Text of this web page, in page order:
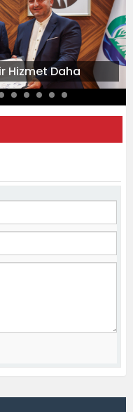
Hizmet Daha